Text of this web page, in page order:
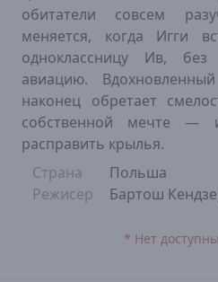
обитатели совсем
меняется, когда Игги
одноклассницу Ив,
авиацию.
наконец обретает
собственной мечте
расправить крылья.
Страна
Польша
Режисер
Бартош
* Нет